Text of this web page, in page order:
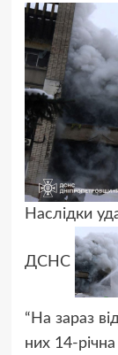
Наслідки
ДСНС
“На зараз
них 14-